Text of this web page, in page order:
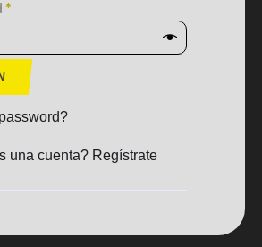
*
una cuenta? Regístrate